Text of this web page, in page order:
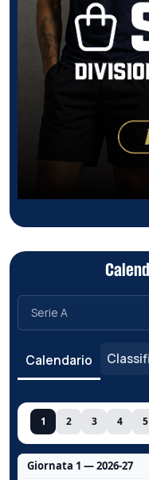
Calendario
1 2 3 4 5
Giornata 1 — 2026-27